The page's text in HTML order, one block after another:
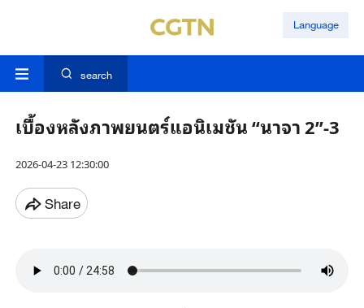
Language
search
เบื้องหลังภาพยนตร์แอนิเมชัน “นาจา 2”-3
2026-04-23 12:30:00
Share